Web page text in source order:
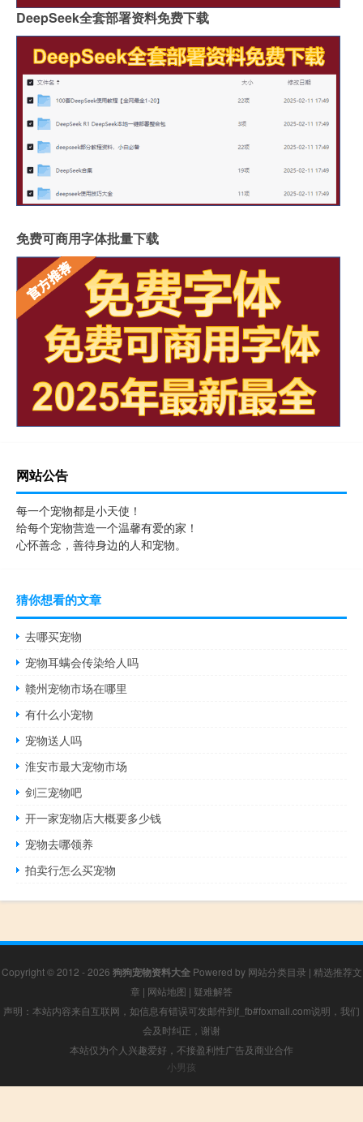
DeepSeek全套部署资料免费下载
免费可商用字体批量下载
网站公告
每一个宠物都是小天使！
给每个宠物营造一个温馨有爱的家！
心怀善念，善待身边的人和宠物。
猜你想看的文章
去哪买宠物
宠物耳螨会传染给人吗
赣州宠物市场在哪里
有什么小宠物
宠物送人吗
淮安市最大宠物市场
剑三宠物吧
开一家宠物店大概要多少钱
宠物去哪领养
拍卖行怎么买宠物
Copyright © 2012 - 2026 狗狗宠物资料大全Powered by 网站分类目录 | 精选推荐文
章 | 网站地图 | 疑难解答
声明：本站内容来自互联网，如信息有错误可发邮件到f_fb#foxmail.com说明，我们
会及时纠正，谢谢
本站仅为个人兴趣爱好，不接盈利性广告及商业合作
小男孩